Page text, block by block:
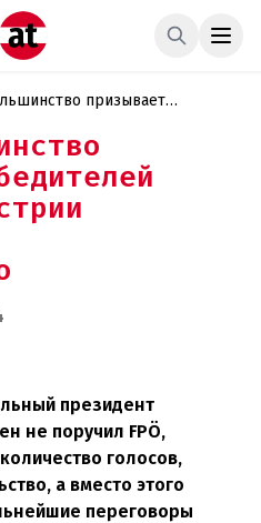
призывает
правительство
президент
не поручил FPÖ,
голосов,
а вместо этого
переговоры